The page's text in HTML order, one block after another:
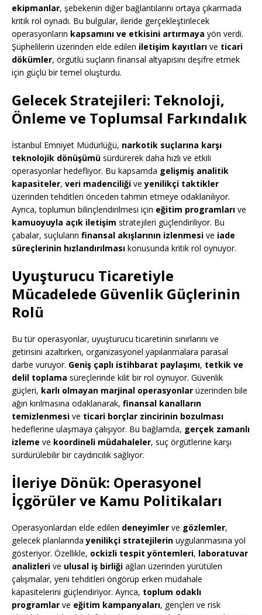
ekipmanlar, şebekenin diğer bağlantılarını ortaya çıkarmada
kritik rol oynadı. Bu bulgular, ileride gerçekleştirilecek
operasyonların kapsamını ve etkisini artırmaya yön verdi.
Şüphelilerin üzerinden elde edilen iletişim kayıtları ve ticari
dökümler, örgütlü suçların finansal altyapısını deşifre etmek
için güçlü bir temel oluşturdu.
Gelecek Stratejileri: Teknoloji,
Önleme ve Toplumsal Farkındalık
İstanbul Emniyet Müdürlüğü, narkotik suçlarına karşı
teknolojik dönüşümü sürdürerek daha hızlı ve etkili
operasyonlar hedefliyor. Bu kapsamda gelişmiş analitik
kapasiteler, veri madenciliği veyenilikçi taktikler
üzerinden tehditleri önceden tahmin etmeye odaklanılıyor.
Ayrıca, toplumun bilinçlendirilmesi için eğitim programları ve
kamuoyuyla açık iletişim stratejileri güçlendiriliyor. Bu
çabalar, suçluların finansal akışlarının izlenmesi ve iade
süreçlerinin hızlandırılması konusunda kritik rol oynuyor.
Uyuşturucu Ticaretiyle
Mücadelede Güvenlik Güçlerinin
Rolü
Bu tür operasyonlar, uyuşturucu ticaretinin sınırlarını ve
getirisini azaltırken, organizasyonel yapılanmalara parasal
darbe vuruyor. Geniş çaplı istihbarat paylaşımı, tetkik ve
delil toplama süreçlerinde kilit bir rol oynuyor. Güvenlik
güçleri, karlı olmayan marjinal operasyonlar üzerinden bile
ağın kırılmasına odaklanarak, finansal kanalların
temizlenmesi ve ticari borçlar zincirinin bozulması
hedeflerine ulaşmaya çalışıyor. Bu bağlamda, gerçek zamanlı
izleme ve koordineli müdahaleler, suç örgütlerine karşı
sürdürülebilir bir caydırıcılık sağlıyor.
İleriye Dönük: Operasyonel
İçgörüler ve Kamu Politikaları
Operasyonlardan elde edilen deneyimler ve gözlemler,
gelecek planlarındayenilikçi stratejilerin uygulanmasına yol
gösteriyor. Özellikle, ockizli tespit yöntemleri, laboratuvar
analizleri ve ulusal iş birliği ağları üzerinden yürütülen
çalışmalar, yeni tehditleri öngörüp erken müdahale
kapasitelerini güçlendiriyor. Ayrıca, toplum odaklı
programlar ve eğitim kampanyaları, gençleri ve risk